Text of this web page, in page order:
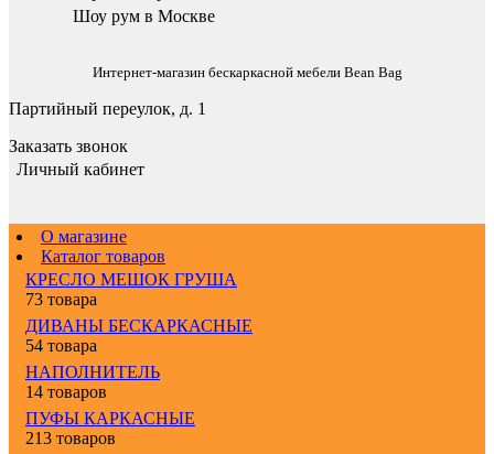
Шоу рум в Москве
Интернет-магазин бескаркасной мебели Bean Bag
Партийный переулок, д. 1
Заказать звонок
Личный кабинет
О магазине
Каталог товаров
КРЕСЛО МЕШОК ГРУША
73 товара
ДИВАНЫ БЕСКАРКАСНЫЕ
54 товара
НАПОЛНИТЕЛЬ
14 товаров
ПУФЫ КАРКАСНЫЕ
213 товаров